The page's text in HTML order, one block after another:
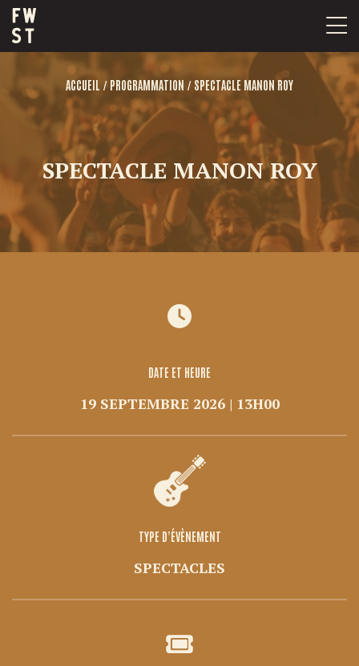
Passer
au
contenu
ACCUEIL / PROGRAMMATION / SPECTACLE MANON ROY
SPECTACLE MANON ROY
DATE ET HEURE
19 SEPTEMBRE 2026 | 13H00
TYPE D’ÉVÈNEMENT
SPECTACLES